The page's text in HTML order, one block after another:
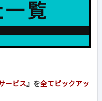
ービス』を全てピックアッ